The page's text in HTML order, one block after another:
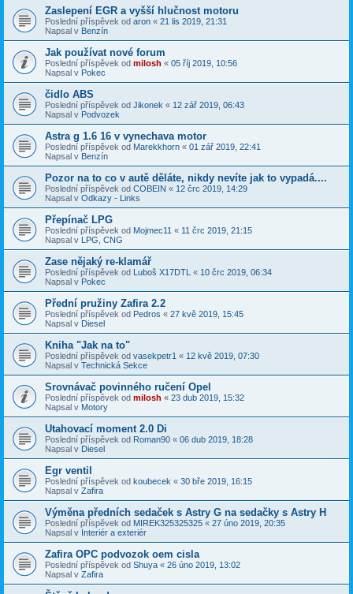
Zaslepení EGR a vyšší hlučnost motoru
Poslední příspěvek od aron « 21 lis 2019, 21:31
Napsal v Benzín
Jak používat nové forum
Poslední příspěvek od milosh « 05 říj 2019, 10:56
Napsal v Pokec
čidlo ABS
Poslední příspěvek od Jikonek « 12 zář 2019, 06:43
Napsal v Podvozek
Astra g 1.6 16 v vynechava motor
Poslední příspěvek od Marekkhorn « 01 zář 2019, 22:41
Napsal v Benzín
Pozor na to co v autě děláte, nikdy nevíte jak to vypadá....
Poslední příspěvek od COBEIN « 12 črc 2019, 14:29
Napsal v Odkazy - Links
Přepínač LPG
Poslední příspěvek od Mojmec11 « 11 črc 2019, 21:15
Napsal v LPG, CNG
Zase nějaký re-klamář
Poslední příspěvek od Luboš X17DTL « 10 črc 2019, 06:34
Napsal v Pokec
Přední pružiny Zafira 2.2
Poslední příspěvek od Pedros « 27 kvě 2019, 15:45
Napsal v Diesel
Kniha "Jak na to"
Poslední příspěvek od vasekpetr1 « 12 kvě 2019, 07:30
Napsal v Technická Sekce
Srovnávač povinného ručení Opel
Poslední příspěvek od milosh « 23 dub 2019, 15:32
Napsal v Motory
Utahovací moment 2.0 Di
Poslední příspěvek od Roman90 « 06 dub 2019, 18:28
Napsal v Diesel
Egr ventil
Poslední příspěvek od koubecek « 30 bře 2019, 16:15
Napsal v Zafira
Výměna předních sedaček s Astry G na sedačky s Astry H
Poslední příspěvek od MIREK325325325 « 27 úno 2019, 20:35
Napsal v Interiér a exteriér
Zafira OPC podvozok oem cisla
Poslední příspěvek od Shuya « 26 úno 2019, 13:02
Napsal v Zafira